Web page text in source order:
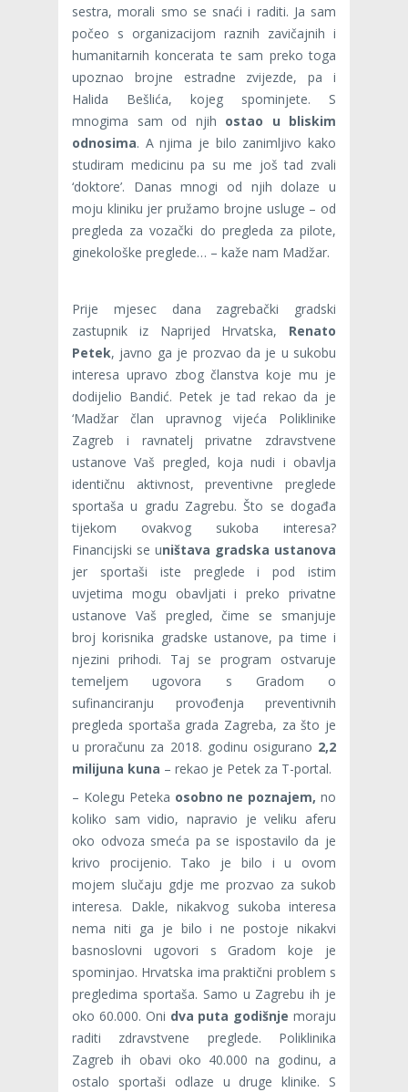
sestra, morali smo se snaći i raditi. Ja sam
počeo s organizacijom raznih zavičajnih i
humanitarnih koncerata te sam preko toga
upoznao brojne estradne zvijezde, pa i
Halida Bešlića, kojeg spominjete. S
mnogima sam od njih ostao u bliskim
odnosima. A njima je bilo zanimljivo kako
studiram medicinu pa su me još tad zvali
‘doktore’. Danas mnogi od njih dolaze u
moju kliniku jer pružamo brojne usluge – od
pregleda za vozački do pregleda za pilote,
ginekološke preglede… – kaže nam Madžar.
Prije mjesec dana zagrebački gradski
zastupnik iz Naprijed Hrvatska, Renato
Petek, javno ga je prozvao da je u sukobu
interesa upravo zbog članstva koje mu je
dodijelio Bandić. Petek je tad rekao da je
‘Madžar član upravnog vijeća Poliklinike
Zagreb i ravnatelj privatne zdravstvene
ustanove Vaš pregled, koja nudi i obavlja
identičnu aktivnost, preventivne preglede
sportaša u gradu Zagrebu. Što se događa
tijekom ovakvog sukoba interesa?
Financijski se uništava gradska ustanova
jer sportaši iste preglede i pod istim
uvjetima mogu obavljati i preko privatne
ustanove Vaš pregled, čime se smanjuje
broj korisnika gradske ustanove, pa time i
njezini prihodi. Taj se program ostvaruje
temeljem ugovora s Gradom o
sufinanciranju provođenja preventivnih
pregleda sportaša grada Zagreba, za što je
u proračunu za 2018. godinu osigurano 2,2
milijuna kuna – rekao je Petek za T-portal.
– Kolegu Peteka osobno ne poznajem, no
koliko sam vidio, napravio je veliku aferu
oko odvoza smeća pa se ispostavilo da je
krivo procijenio. Tako je bilo i u ovom
mojem slučaju gdje me prozvao za sukob
interesa. Dakle, nikakvog sukoba interesa
nema niti ga je bilo i ne postoje nikakvi
basnoslovni ugovori s Gradom koje je
spominjao. Hrvatska ima praktični problem s
pregledima sportaša. Samo u Zagrebu ih je
oko 60.000. Oni dva puta godišnje moraju
raditi zdravstvene preglede. Poliklinika
Zagreb ih obavi oko 40.000 na godinu, a
ostalo sportaši odlaze u druge klinike. S